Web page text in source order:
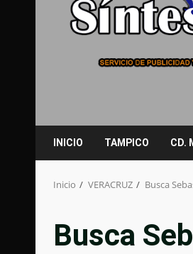
INICIO TAMPICO CD.
Inicio VERACRUZ Busca
Busca